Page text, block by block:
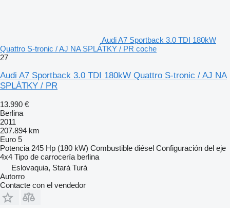
Audi A7 Sportback 3.0 TDI 180kW
Quattro S-tronic / AJ NA SPLÁTKY / PR coche
27
Audi A7 Sportback 3.0 TDI 180kW Quattro S-tronic / AJ NA
SPLÁTKY / PR
13.990 €
Berlina
2011
207.894 km
Euro 5
Potencia 245 Hp (180 kW) Combustible diésel Configuración del eje
4x4 Tipo de carrocería berlina
Eslovaquia, Stará Turá
Autorro
Contacte con el vendedor